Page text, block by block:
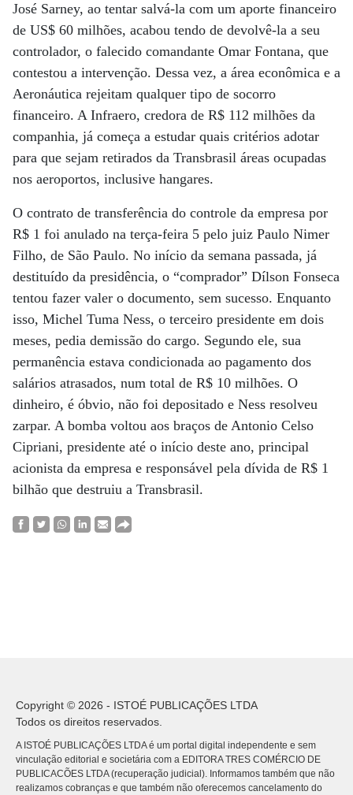
José Sarney, ao tentar salvá-la com um aporte financeiro
de US$ 60 milhões, acabou tendo de devolvê-la a seu
controlador, o falecido comandante Omar Fontana, que
contestou a intervenção. Dessa vez, a área econômica e a
Aeronáutica rejeitam qualquer tipo de socorro
financeiro. A Infraero, credora de R$ 112 milhões da
companhia, já começa a estudar quais critérios adotar
para que sejam retirados da Transbrasil áreas ocupadas
nos aeroportos, inclusive hangares.
O contrato de transferência do controle da empresa por
R$ 1 foi anulado na terça-feira 5 pelo juiz Paulo Nimer
Filho, de São Paulo. No início da semana passada, já
destituído da presidência, o “comprador” Dílson Fonseca
tentou fazer valer o documento, sem sucesso. Enquanto
isso, Michel Tuma Ness, o terceiro presidente em dois
meses, pedia demissão do cargo. Segundo ele, sua
permanência estava condicionada ao pagamento dos
salários atrasados, num total de R$ 10 milhões. O
dinheiro, é óbvio, não foi depositado e Ness resolveu
zarpar. A bomba voltou aos braços de Antonio Celso
Cipriani, presidente até o início deste ano, principal
acionista da empresa e responsável pela dívida de R$ 1
bilhão que destruiu a Transbrasil.
Copyright © 2026 - ISTOÉ PUBLICAÇÕES LTDA
Todos os direitos reservados.
A ISTOÉ PUBLICAÇÕES LTDA é um portal digital independente e sem
vinculação editorial e societária com a EDITORA TRES COMÉRCIO DE
PUBLICACÕES LTDA (recuperação judicial). Informamos também que não
realizamos cobranças e que também não oferecemos cancelamento do